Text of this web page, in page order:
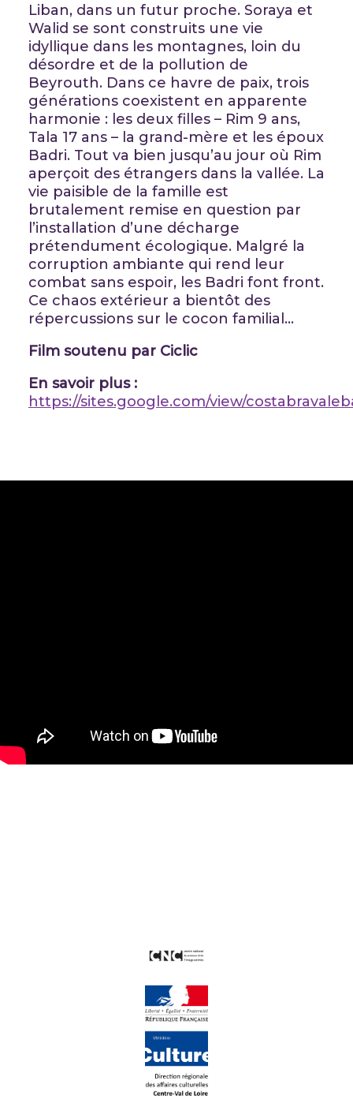
Liban, dans un futur proche. Soraya et
Walid se sont construits une vie
idyllique dans les montagnes, loin du
désordre et de la pollution de
Beyrouth. Dans ce havre de paix, trois
générations coexistent en apparente
harmonie : les deux filles – Rim 9 ans,
Tala 17 ans – la grand-mère et les époux
Badri. Tout va bien jusqu’au jour où Rim
aperçoit des étrangers dans la vallée. La
vie paisible de la famille est
brutalement remise en question par
l’installation d’une décharge
prétendument écologique. Malgré la
corruption ambiante qui rend leur
combat sans espoir, les Badri font front.
Ce chaos extérieur a bientôt des
répercussions sur le cocon familial…
Film soutenu par Ciclic
En savoir plus :
https://sites.google.com/view/